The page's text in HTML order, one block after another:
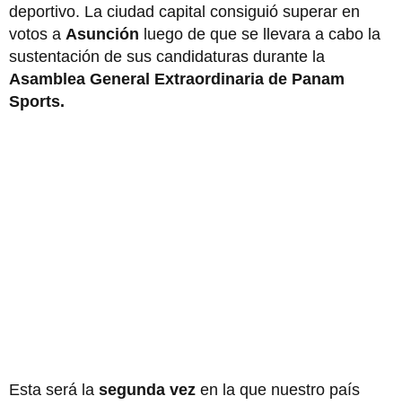
deportivo. La ciudad capital consiguió superar en
votos a Asunción luego de que se llevara a cabo la
sustentación de sus candidaturas durante la
Asamblea General Extraordinaria de Panam
Sports.
Esta será la segunda vez en la que nuestro país